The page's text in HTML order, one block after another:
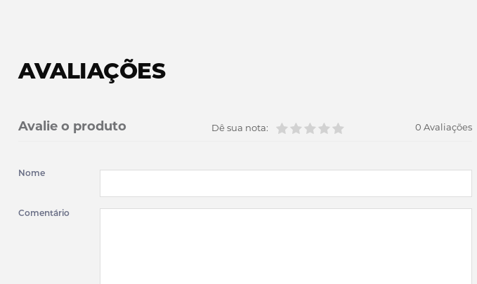
AVALIAÇÕES
Avalie o produto 0 Avaliações
Dê sua nota:
Nome
Comentário